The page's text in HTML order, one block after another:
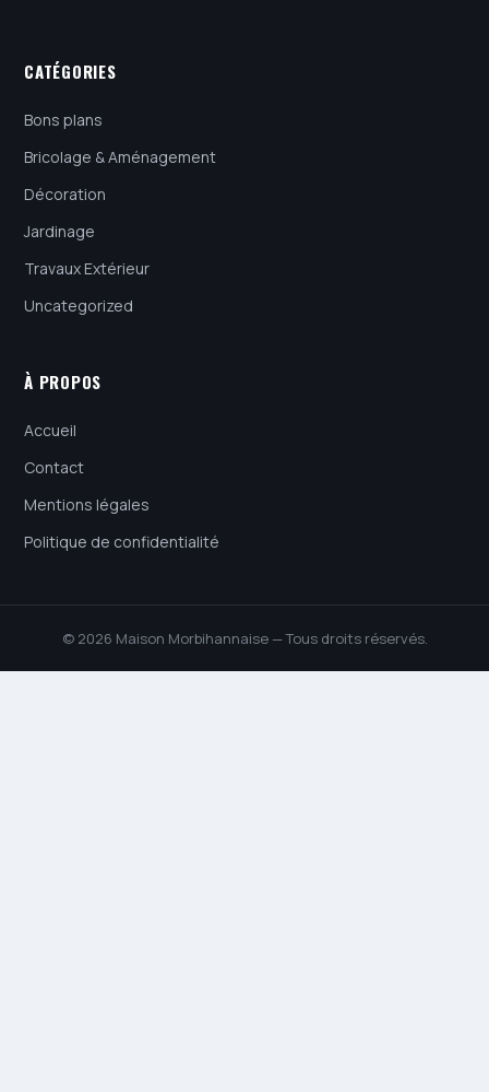
CATÉGORIES
Bons plans
Bricolage & Aménagement
Décoration
Jardinage
Travaux Extérieur
Uncategorized
À PROPOS
Accueil
Contact
Mentions légales
Politique de confidentialité
© 2026 Maison Morbihannaise — Tous droits réservés.